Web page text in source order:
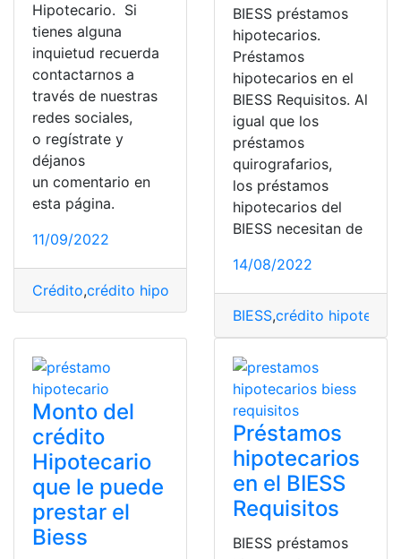
Hipotecario. Si
tienes alguna
inquietud recuerda
contactarnos a
través de nuestras
redes sociales,
o regístrate y
déjanos
un comentario en
esta página.
11/09/2022
Crédito,crédito hipotecario,Ecuador,iess,Requisitos
BIESS préstamos
hipotecarios.
Préstamos
hipotecarios en el
BIESS Requisitos. Al
igual que los
préstamos
quirografarios,
los préstamos
hipotecarios del
BIESS necesitan de
14/08/2022
BIESS,crédito
Monto del
crédito
Hipotecario
que le puede
prestar el
Biess
Préstamos
hipotecarios
en el BIESS
Requisitos
BIESS préstamos